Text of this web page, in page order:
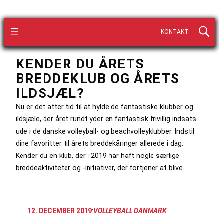
KONTAKT
KENDER DU ÅRETS
BREDDEKLUB OG ÅRETS
ILDSJÆL?
Nu er det atter tid til at hylde de fantastiske klubber og
ildsjæle, der året rundt yder en fantastisk frivillig indsats
ude i de danske volleyball- og beachvolleyklubber. Indstil
dine favoritter til årets breddekåringer allerede i dag.
Kender du en klub, der i 2019 har haft nogle særlige
breddeaktiviteter og -initiativer, der fortjener at blive…
12. DECEMBER 2019:VOLLEYBALL DANMARK